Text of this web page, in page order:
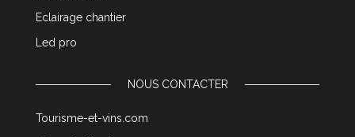
Eclairage chantier
Led pro
NOUS CONTACTER
Tourisme-et-vins.com